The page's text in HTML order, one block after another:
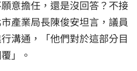
意擔任，還是沒回答？不接
產業局長陳俊安坦言，議員
溝通，「他們對於這部分目
」。